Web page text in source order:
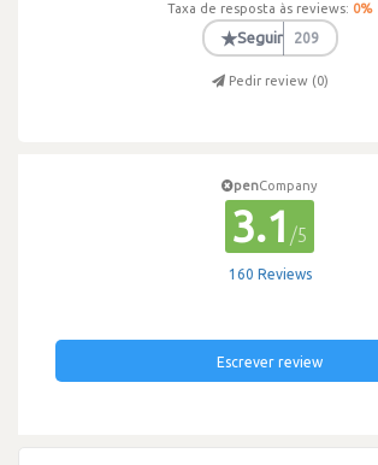
Taxa de resposta às reviews: 0%
★Seguir 209
Pedir review (0)
penCompany
3.1 /5
160 Reviews
Escrever review